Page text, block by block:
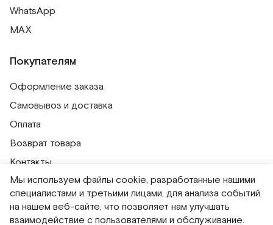
WhatsApp
MAX
Покупателям
Оформление заказа
Самовывоз и доставка
Оплата
Возврат товара
Контакты
Публичная оферта
Политика обработки персональных данных
Политика использования сессионных файлов
Мы используем файлы cookie, разработанные нашими
специалистами и третьими лицами, для анализа событий
на нашем веб-сайте, что позволяет нам улучшать
взаимодействие с пользователями и обслуживание.